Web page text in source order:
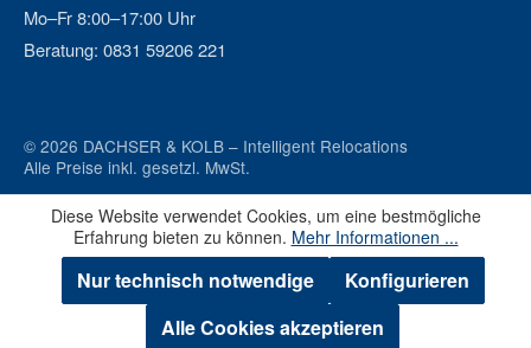
Mo–Fr 8:00–17:00 Uhr
Beratung: 0831 59206 221
© 2026 DACHSER & KOLB – Intelligent Relocations
Alle Preise inkl. gesetzl. MwSt.
Diese Website verwendet Cookies, um eine bestmögliche
Erfahrung bieten zu können. Mehr Informationen ...
Nur technisch notwendige
Konfigurieren
Alle Cookies akzeptieren